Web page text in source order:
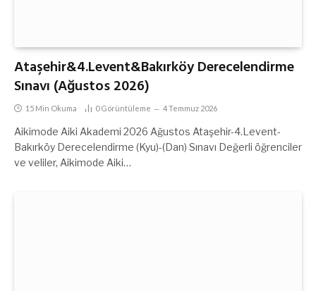
Ataşehir&4.Levent&Bakırköy Derecelendirme
Sınavı (Ağustos 2026)
15 Min Okuma 0Görüntüleme 4 Temmuz 2026
Aikimode Aiki Akademi 2026 Ağustos Ataşehir-4.Levent-
Bakırköy Derecelendirme (Kyu)-(Dan) Sınavı Değerli öğrenciler
ve veliler, Aikimode Aiki…